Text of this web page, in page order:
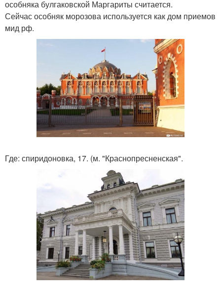
особняка булгаковской Маргариты считается.
Сейчас особняк морозова используется как дом приемов
мид рф.
Где: спиридоновка, 17. (м. "Краснопресненская".